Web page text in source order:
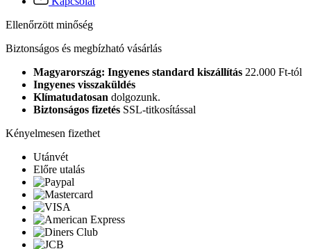
Ellenőrzött minőség
Biztonságos és megbízható vásárlás
Magyarország: Ingyenes standard kiszállítás 22.000 Ft-tól
Ingyenes visszaküldés
Klímatudatosan dolgozunk.
Biztonságos fizetés SSL-titkosítással
Kényelmesen fizethet
Utánvét
Előre utalás